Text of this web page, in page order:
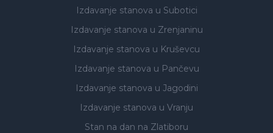
Izdavanje stanova u Subotici
Izdavanje stanova u Zrenjaninu
Izdavanje stanova u Kruševcu
Izdavanje stanova u Pančevu
Izdavanje stanova u Jagodini
Izdavanje stanova u Vranju
Stan na dan na Zlatiboru